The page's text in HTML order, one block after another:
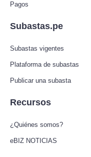
Pagos
Subastas.pe
Subastas vigentes
Plataforma de subastas
Publicar una subasta
Recursos
¿Quiénes somos?
eBIZ NOTICIAS